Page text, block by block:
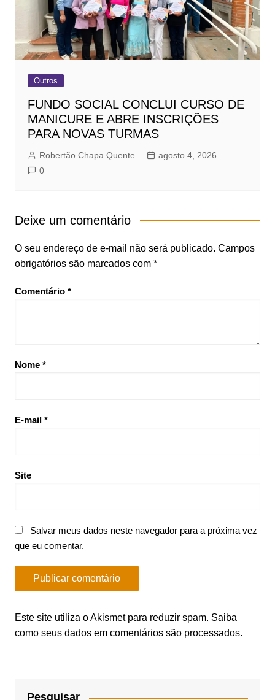
Outros
FUNDO SOCIAL CONCLUI CURSO DE
MANICURE E ABRE INSCRIÇÕES
PARA NOVAS TURMAS
Robertão Chapa Quente
agosto 4, 2026
0
Deixe um comentário
O seu endereço de e-mail não será publicado. Campos
obrigatórios são marcados com *
Comentário *
Nome *
E-mail *
Site
Salvar meus dados neste navegador para a próxima vez
que eu comentar.
Este site utiliza o Akismet para reduzir spam. Saiba
como seus dados em comentários são processados.
Pesquisar